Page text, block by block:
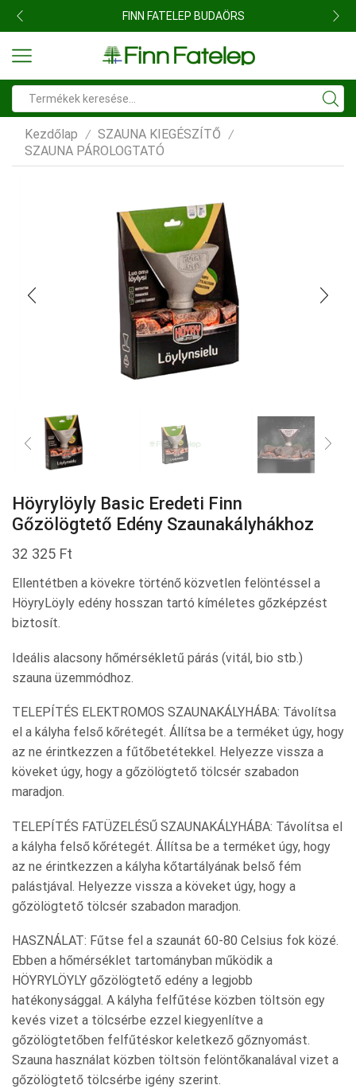
FINN FATELEP BUDAÖRS
input
Kezdőlap / SZAUNA KIEGÉSZÍTŐ /
SZAUNA PÁROLOGTATÓ
Höyrylöyly Basic Eredeti Finn
Gőzölögtető Edény Szaunakályhákhoz
32 325 Ft
Ellentétben a kövekre történő közvetlen felöntéssel a
HöyryLöyly edény hosszan tartó kíméletes gőzképzést
biztosít.
Ideális alacsony hőmérsékletű párás (vitál, bio stb.)
szauna üzemmódhoz.
TELEPÍTÉS ELEKTROMOS SZAUNAKÁLYHÁBA: Távolítsa
el a kályha felső kőrétegét. Állítsa be a terméket úgy, hogy
az ne érintkezzen a fűtőbetétekkel. Helyezze vissza a
köveket úgy, hogy a gőzölögtető tölcsér szabadon
maradjon.
TELEPÍTÉS FATÜZELÉSŰ SZAUNAKÁLYHÁBA: Távolítsa el
a kályha felső kőrétegét. Állítsa be a terméket úgy, hogy
az ne érintkezzen a kályha kőtartályának belső fém
palástjával. Helyezze vissza a köveket úgy, hogy a
gőzölögtető tölcsér szabadon maradjon.
HASZNÁLAT: Fűtse fel a szaunát 60-80 Celsius fok közé.
Ebben a hőmérséklet tartományban működik a
HÖYRYLÖYLY gőzölögtető edény a legjobb
hatékonysággal. A kályha felfűtése közben töltsön egy
kevés vizet a tölcsérbe ezzel kiegyenlítve a
gőzölögtetőben felfűtéskor keletkező gőznyomást.
Szauna használat közben töltsön felöntőkanalával vizet a
gőzölögtető tölcsérbe igény szerint.